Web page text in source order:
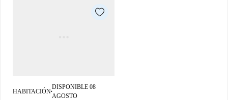
HABITACIÓN■
DISPONIBLE 08
AGOSTO